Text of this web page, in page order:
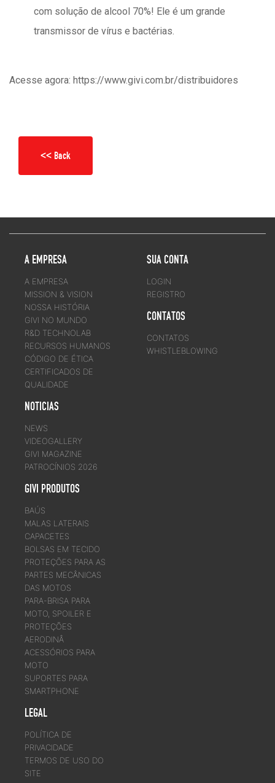
com solução de alcool 70%! Ele é um grande
transmissor de vírus e bactérias.
Acesse agora: https://www.givi.com.br/distribuidores
<< Back
A EMPRESA
A EMPRESA
MISSION & VISION
NOSSA HISTÓRIA
GIVI NO MUNDO
R&D TECHNOLAB
RECURSOS HUMANOS
CÓDIGO DE ÉTICA
CERTIFICADOS DE
QUALIDADE
NOTICIAS
NEWS
VIDEOGALLERY
GIVI MAGAZINE
PATROCÍNIOS 2026
GIVI PRODUTOS
BAÚS
MALAS LATERAIS
CAPACETES
BOLSAS EM TECIDO
PROTEÇÕES PARA AS
PARTES MECÂNICAS
DAS MOTOS
PARA-BRISA PARA
MOTO, SPOILER E
PROTEÇÕES
AERODINÂ
ACESSÓRIOS PARA
MOTO
SUPORTES PARA
SMARTPHONE
LEGAL
POLÍTICA DE
PRIVACIDADE
TERMOS DE USO DO
SITE
SUA CONTA
LOGIN
REGISTRO
CONTATOS
CONTATOS
WHISTLEBLOWING